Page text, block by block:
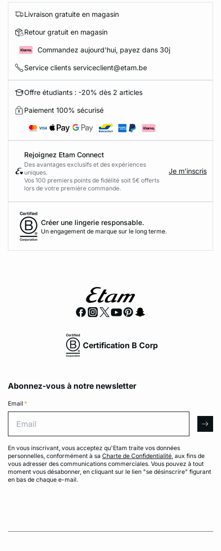
Livraison gratuite en magasin
Retour gratuit en magasin
Commandez aujourd'hui, payez dans 30j
Service clients serviceclient@etam.be
Offre étudiants : -20% dès 2 articles
Paiement 100% sécurisé
Rejoignez Etam Connect
Des avantages exclusifs et des expériences
uniques.
Vos 100 premiers points de fidélité soit 5€ offerts
lors de votre première commande.​
Je m’inscris
Créer une lingerie responsable.
Un engagement de marque sur le long terme.
Certification B Corp
Abonnez-vous à notre newsletter
Email *
En vous inscrivant, vous acceptez qu'Etam traite vos données
personnelles, conformément à sa Charte de Confidentialité, aux fins de
vous adresser des communications commerciales. Vous pouvez à tout
moment vous désabonner, en cliquant sur le lien "se désinscrire" figurant
en bas de chaque e-mail.